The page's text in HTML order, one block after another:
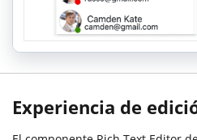
Experiencia de